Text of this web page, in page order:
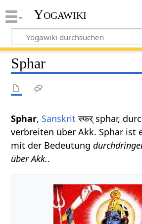
Yogawiki
Sphar
Sphar, Sanskrit स्फर् sphar,
verbreiten über Akk. Sphar ist
mit der Bedeutung
über Akk..